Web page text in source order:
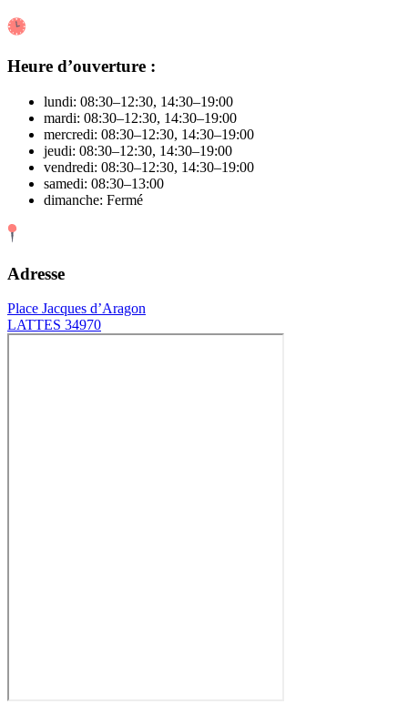
Heure d’ouverture :
lundi: 08:30–12:30, 14:30–19:00
mardi: 08:30–12:30, 14:30–19:00
mercredi: 08:30–12:30, 14:30–19:00
jeudi: 08:30–12:30, 14:30–19:00
vendredi: 08:30–12:30, 14:30–19:00
samedi: 08:30–13:00
dimanche: Fermé
Adresse
Place Jacques d’Aragon
LATTES 34970